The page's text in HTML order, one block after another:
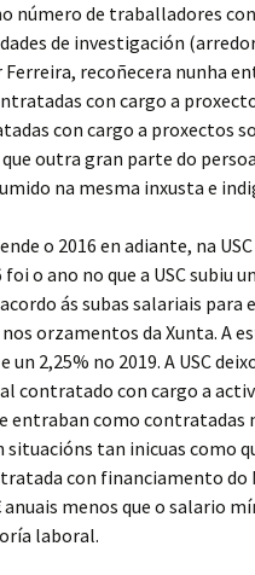
número de traballadores
de investigación
recoñecera nunha
con cargo a
con cargo a proxectos
outra gran parte do
na mesma inxusta e
o 2016 en adiante, na
o ano no que a USC subiu
ás subas salariais para
orzamentos da Xunta. A
un 2,25% no 2019. A USC
contratado con cargo a
entraban como contratadas
situacións tan inicuas como
con financiamento do
anuais menos que o salario
laboral.